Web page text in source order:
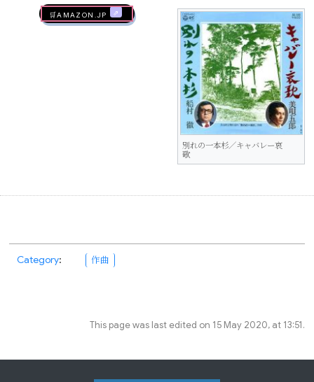
別れの一本杉／キャバレー哀
歌
🛒AMAZON.jp
Category: 作曲
This page was last edited on 15 May 2020, at 13:51.